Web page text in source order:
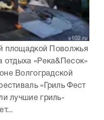
площадкой Поволжья
отдыха «Река&Песок»
Волгоградской
«Гриль Фест
лучшие гриль-